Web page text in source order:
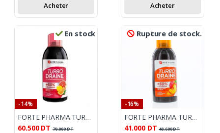
Acheter Acheter
En stock
-14%
FORTE PHARMA TURBO DRAINE AGRUME 500 ML
60.500 DT 70.000DT
Rupture de stock.
-16%
FORTE PHARMA TURBO DRAINE PECHE 500ML
41.000 DT 48.600DT